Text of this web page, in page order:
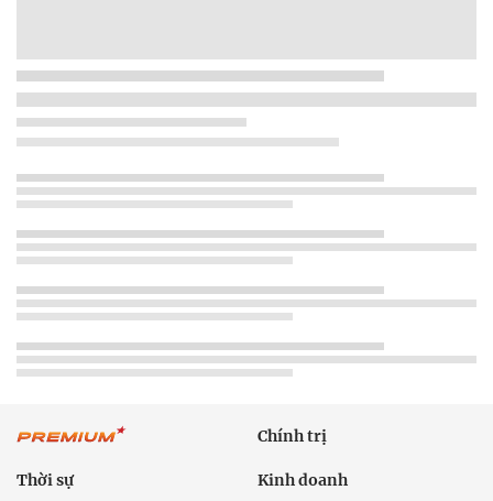
Chính trị
Thời sự Kinh doanh